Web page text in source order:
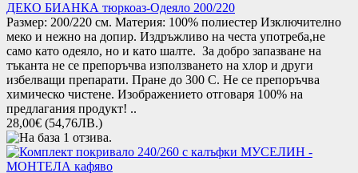
ДЕКО БИАНКА тюркоаз-Одеяло 200/220
Размер: 200/220 см. Материя: 100% полиестер Изключително
меко и нежно на допир. Издръжливo на честа употреба,не
само като одеяло, но и като шалте. За добро запазване на
тъканта не се препоръчва използването на хлор и други
избелващи препарати. Пране до 300 С. Не се препоръчва
химическо чистене. Изображението отговаря 100% на
предлагания продукт! ..
28,00€ (54,76ЛВ.)